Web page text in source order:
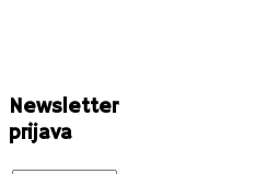
Newsletter
prijava